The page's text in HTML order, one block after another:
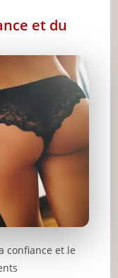
et du
confiance et le